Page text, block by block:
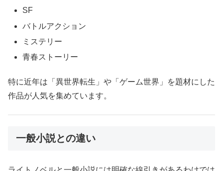
SF
バトルアクション
ミステリー
青春ストーリー
特に近年は「異世界転生」や「ゲーム世界」を題材にした
作品が人気を集めています。
一般小説との違い